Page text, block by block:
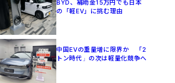
BYD、補助金15万円でも日本
の「軽EV」に挑む理由
中国EVの重量増に限界か 「2
トン時代」の次は軽量化競争へ